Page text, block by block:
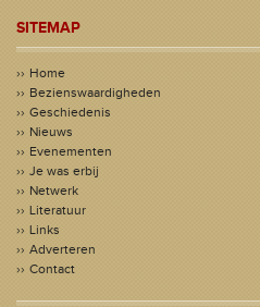
SITEMAP
Home
Bezienswaardigheden
Geschiedenis
Nieuws
Evenementen
Je was erbij
Netwerk
Literatuur
Links
Adverteren
Contact